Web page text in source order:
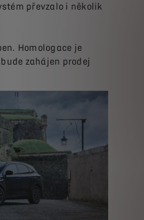
převzalo i několik
Homologace je
zahájen prodej